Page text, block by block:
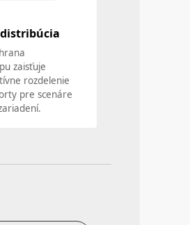
zaisťuje
rozdelenie
pre scenáre